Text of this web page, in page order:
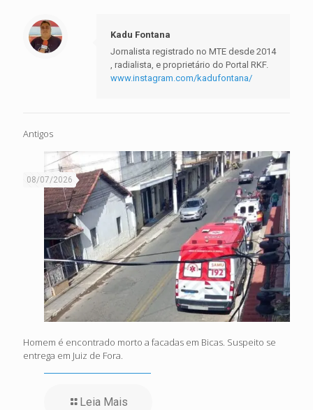
Kadu Fontana
Jornalista registrado no MTE desde 2014
, radialista, e proprietário do Portal RKF.
www.instagram.com/kadufontana/
Antigos
08/07/2026
Homem é encontrado morto a facadas em Bicas. Suspeito se
entrega em Juiz de Fora.
Leia Mais